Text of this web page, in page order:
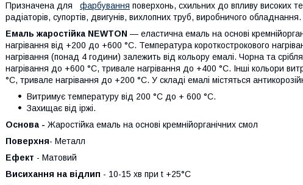
Призначена для фарбування поверхонь, схильних до впливу високих
радіаторів, супортів, двигунів, вихлопних труб, виробничого обладнання.
Емаль жаростійка NEWTON — еластична емаль на основі
нагрівання від +200 до +600 °C. Температура короткострокового
нагрівання (понад 4 години) залежить від кольору емалі. Чорна та
нагрівання до +600 °C, тривале нагрівання до +400 °C. Інші кольори
°C, тривале нагрівання до +200 °C. У складі емалі містяться
Витримує температуру від 200 °C до + 600 °C.
Захищає від іржі.
Основа - Жаростійка емаль на основі кремнійорганічних смол
Поверхня- Металл
Ефект - Матовий
Висихання на відлип - 10-15 хв при t +25°С